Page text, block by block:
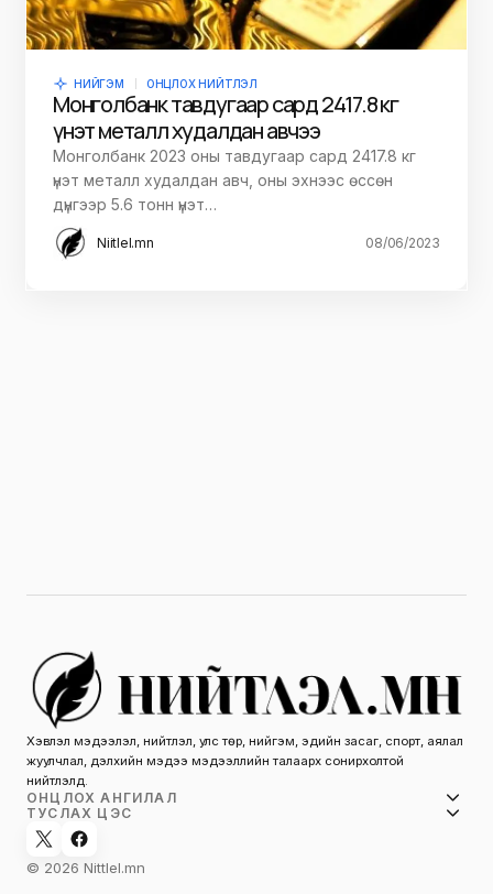
НИЙГЭМ ОНЦЛОХ НИЙТЛЭЛ
Монголбанк тавдугаар сард 2417.8 кг
үнэт металл худалдан авчээ
Монголбанк 2023 оны тавдугаар сард 2417.8 кг
үнэт металл худалдан авч, оны эхнээс өссөн
дүнгээр 5.6 тонн үнэт…
Niitlel.mn 08/06/2023
Хэвлэл мэдээлэл, нийтлэл, улс төр, нийгэм, эдийн засаг, спорт, аялал
жуулчлал, дэлхийн мэдээ мэдээллийн талаарх сонирхолтой
нийтлэлүүд.
ОНЦЛОХ АНГИЛАЛ
ТУСЛАХ ЦЭС
© 2026 Nittlel.mn